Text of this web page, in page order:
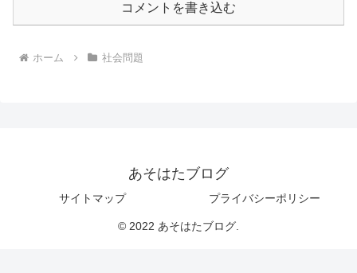
コメントを書き込む
ホーム 社会問題
あそはたブログ
サイトマップ プライバシーポリシー
© 2022 あそはたブログ.